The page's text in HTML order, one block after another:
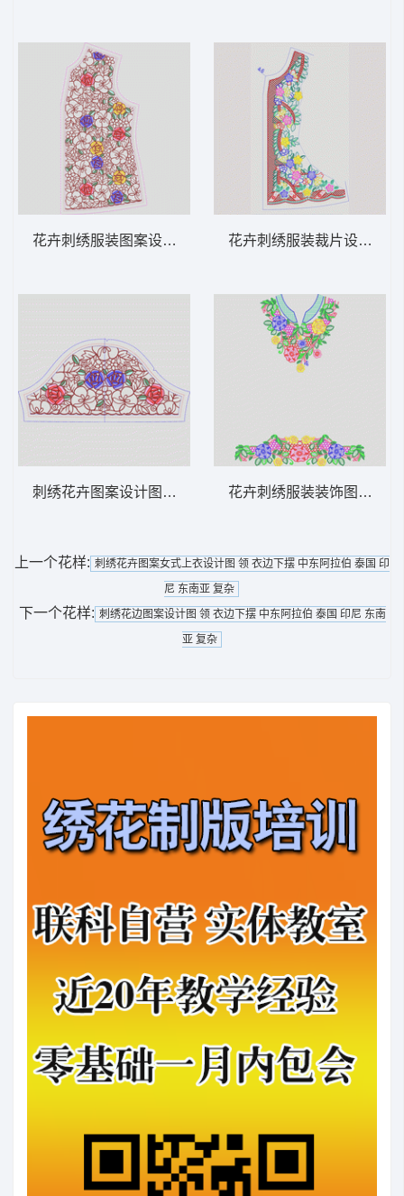
花卉刺绣服装图案设计 领 衣边下摆 中东阿
刺绣花卉图案设计图 领 衣边下摆 中东阿拉
花卉刺绣服装裁片设计图
花卉刺绣服装装饰图案 领
上一个花样: 刺绣花卉图案女式上衣设计图 领 衣边下摆 中东阿拉伯 泰国 印
尼 东南亚 复杂
下一个花样: 刺绣花边图案设计图 领 衣边下摆 中东阿拉伯 泰国 印尼 东南
亚 复杂